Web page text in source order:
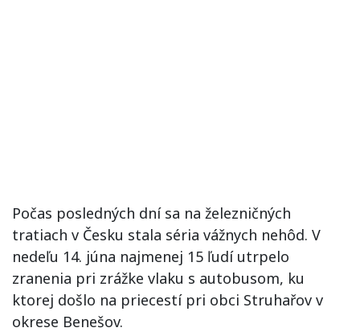
Počas posledných dní sa na železničných
tratiach v Česku stala séria vážnych nehôd. V
nedeľu 14. júna najmenej 15 ľudí utrpelo
zranenia pri zrážke vlaku s autobusom, ku
ktorej došlo na priecestí pri obci Struhařov v
okrese Benešov.